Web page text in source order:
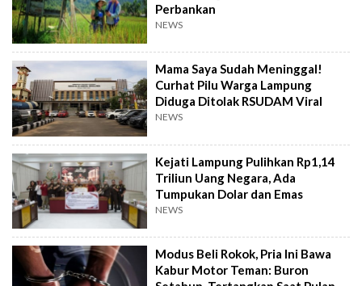
Perbankan
NEWS
Mama Saya Sudah Meninggal!
Curhat Pilu Warga Lampung
Diduga Ditolak RSUDAM Viral
NEWS
Kejati Lampung Pulihkan Rp1,14
Triliun Uang Negara, Ada
Tumpukan Dolar dan Emas
NEWS
Modus Beli Rokok, Pria Ini Bawa
Kabur Motor Teman: Buron